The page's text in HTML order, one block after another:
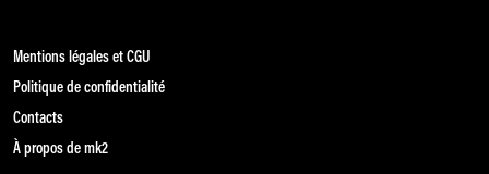
Mentions légales et CGU
Politique de confidentialité
Contacts
À propos de mk2